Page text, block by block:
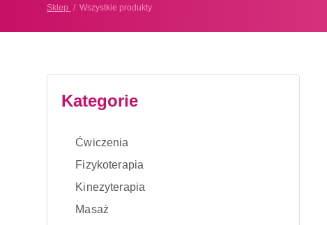
Sklep Wszystkie produkty
Kategorie
Ćwiczenia
Fizykoterapia
Kinezyterapia
Masaż